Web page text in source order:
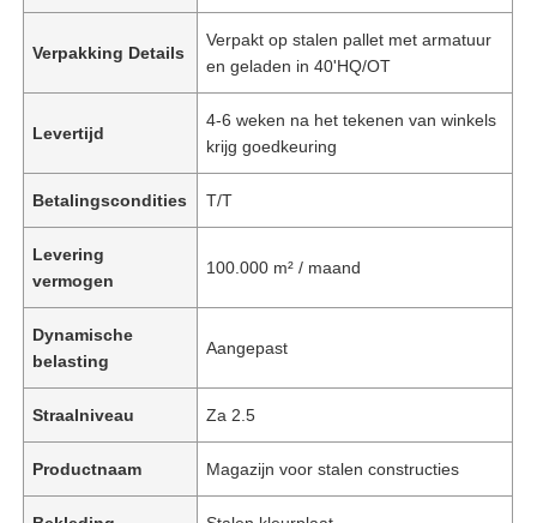
Verpakking Details
Verpakt op stalen pallet met armatuur
en geladen in 40'HQ/OT
Levertijd
4-6 weken na het tekenen van winkels
krijg goedkeuring
Betalingscondities T/T
Levering
vermogen
100.000 m² / maand
Dynamische
belasting
Aangepast
Straalniveau Za 2.5
Productnaam Magazijn voor stalen constructies